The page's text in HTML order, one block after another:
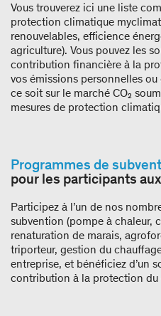
Vous trouverez ici une liste
protection climatique
renouvelables, efficience
agriculture). Vous pouvez les
contribution financière à la
vos émissions personnelles
ce soit sur le marché CO₂
mesures de protection
Programmes de
pour les participants
Participez à l’un de nos
subvention (pompe à chaleur,
renaturation de marais,
triporteur, gestion du
entreprise, et bénéficiez d’un
contribution à la protection du